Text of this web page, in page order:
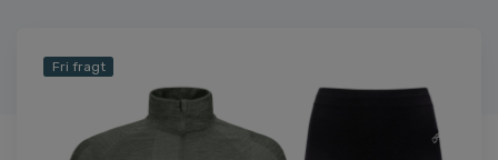
Fri fragt